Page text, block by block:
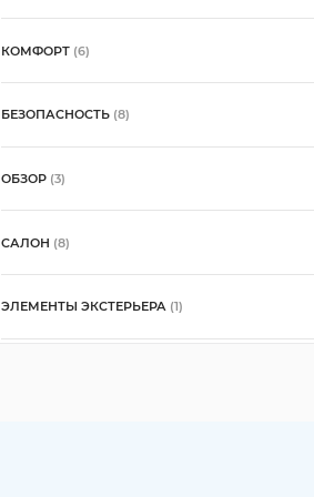
КОМФОРТ (6)
БЕЗОПАСНОСТЬ (8)
ОБЗОР (3)
САЛОН (8)
ЭЛЕМЕНТЫ ЭКСТЕРЬЕРА (1)